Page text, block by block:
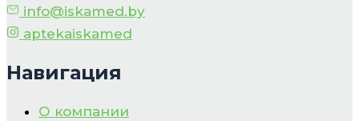
info@iskamed.by
aptekaiskamed
Навигация
О компании